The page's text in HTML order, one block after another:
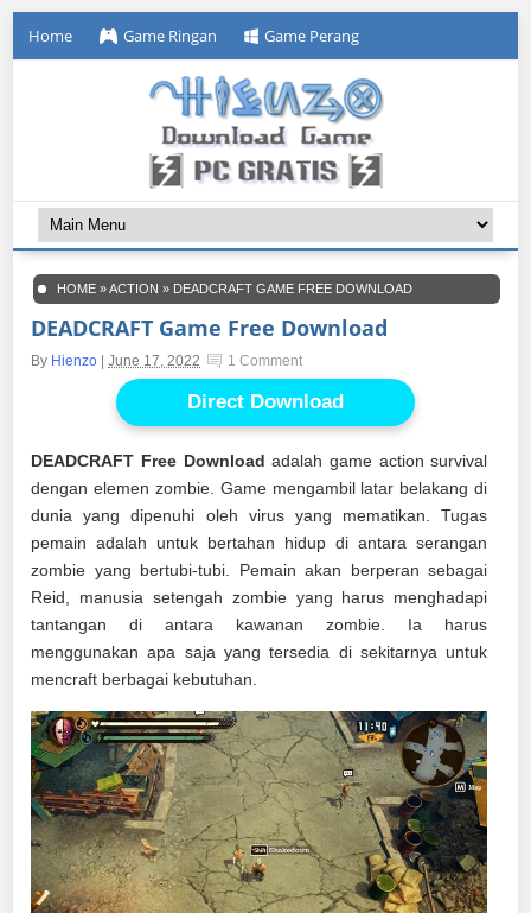
Home Game Ringan Game Perang
HOME »ACTION » DEADCRAFT GAME FREE DOWNLOAD
DEADCRAFT Game Free Download
By Hienzo |June 17, 2022 1 Comment
Direct Download
DEADCRAFT Free Download adalah game action survival
dengan elemen zombie. Game mengambil latar belakang di
dunia yang dipenuhi oleh virus yang mematikan. Tugas
pemain adalah untuk bertahan hidup di antara serangan
zombie yang bertubi-tubi. Pemain akan berperan sebagai
Reid, manusia setengah zombie yang harus menghadapi
tantangan di antara kawanan zombie. Ia harus
menggunakan apa saja yang tersedia di sekitarnya untuk
mencraft berbagai kebutuhan.